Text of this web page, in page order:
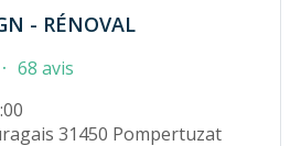
- RÉNOVAL
68 avis
31450 Pompertuzat